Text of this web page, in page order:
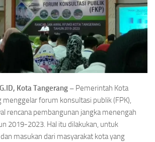
Kota Tangerang – Pemerintah Kota
menggelar forum konsultasi publik (FPK),
rencana pembangunan jangka menengah
2019-2023. Hal itu dilakukan, untuk
masukan dari masyarakat kota yang